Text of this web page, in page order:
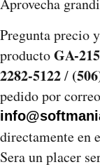
Pregunta precio
productoGA-215
2282-5122/
pedido por
directamente en
Sera un placer